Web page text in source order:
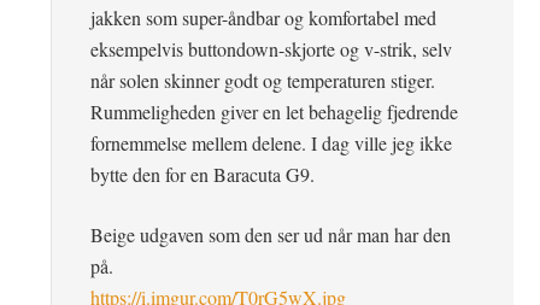
jakken som super-åndbar og komfortabel med
eksempelvis buttondown-skjorte og v-strik, selv
når solen skinner godt og temperaturen stiger.
Rummeligheden giver en let behagelig fjedrende
fornemmelse mellem delene. I dag ville jeg ikke
bytte den for en Baracuta G9.
Beige udgaven som den ser ud når man har den
på.
https://i.imgur.com/T0rG5wX.jpg